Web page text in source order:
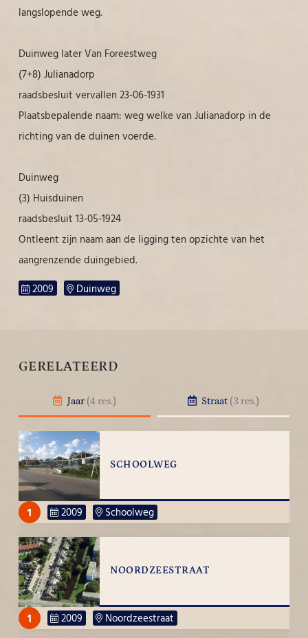
langslopende weg.
Duinweg later Van Foreestweg
(7+8) Julianadorp
raadsbesluit vervallen 23-06-1931
Plaatsbepalende naam: weg welke van Julianadorp in de
richting van de duinen voerde.
Duinweg
(3) Huisduinen
raadsbesluit 13-05-1924
Ontleent zijn naam aan de ligging ten opzichte van het
aangrenzende duingebied.
2009
Duinweg
GERELATEERD
Jaar (4 res.) Straat (3 res.)
SCHOOLWEG
1 2009 Schoolweg
NOORDZEESTRAAT
1 2009 Noordzeestraat